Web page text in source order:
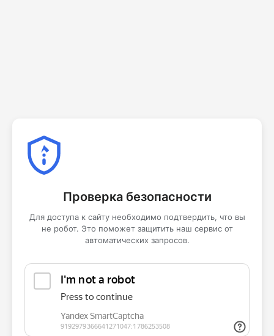
Проверка безопасности
Для доступа к сайту необходимо подтвердить, что вы
не робот. Это поможет защитить наш сервис от
автоматических запросов.